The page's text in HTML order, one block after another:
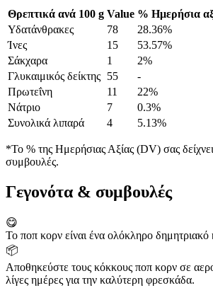
Θρεπτικά ανά 100 g Value % Ημερήσια
Υδατάνθρακες
78
28.36%
Ίνες
15
53.57%
Σάκχαρα
1
2%
Γλυκαιμικός δείκτης 55
-
Πρωτεΐνη
11
22%
Νάτριο
7
0.3%
Συνολικά λιπαρά
4 5.13%
*Το % της Ημερήσιας Αξίας (DV) σας
συμβουλές.
Γεγονότα & συμβουλές
😋
Το ποπ κορν είναι ένα ολόκληρο δημητριακό
📦
Αποθηκεύστε τους κόκκους ποπ κορν σε
λίγες ημέρες για την καλύτερη φρεσκάδα.